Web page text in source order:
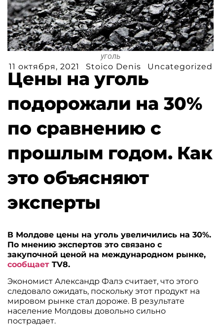
уголь
11 октября, 2021
Stoico Denis Uncategorized
Цены на уголь
подорожали на 30%
по сравнению с
прошлым годом. Как
это объясняют
эксперты
В Молдове цены на уголь увеличились на 30%.
По мнению экспертов это связано с
закупочной ценой на международном рынке,
сообщаетTV8.
Экономист Александр Фалэ считает, что этого
следовало ожидать, поскольку этот продукт на
мировом рынке стал дороже. В результате
население Молдовы довольно сильно
пострадает.